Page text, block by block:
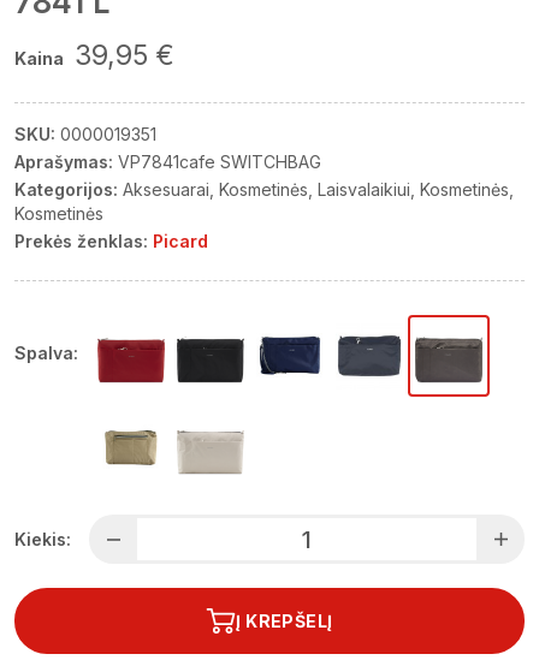
Kaina 39,95 €
SKU: 0000019351
Aprašymas: VP7841cafe SWITCHBAG
Kategorijos: Aksesuarai Kosmetinės Laisvalaikiui Kosmetinės
Kosmetinės
Prekės ženklas: Picard
Spalva:
Kiekis:
Į KREPŠELĮ